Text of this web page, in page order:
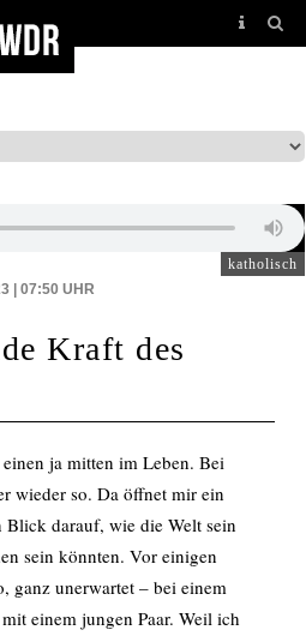
katholisch
| 07:50 UHR
Kraft des
ja mitten im Leben. Bei
wieder so. Da öffnet mir ein
Blick darauf, wie die Welt sein
sein könnten. Vor einigen
ganz unerwartet – bei einem
einem jungen Paar. Weil ich